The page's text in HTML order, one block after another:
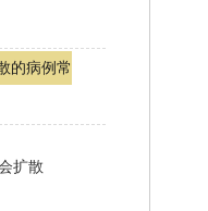
的病例常
扩散